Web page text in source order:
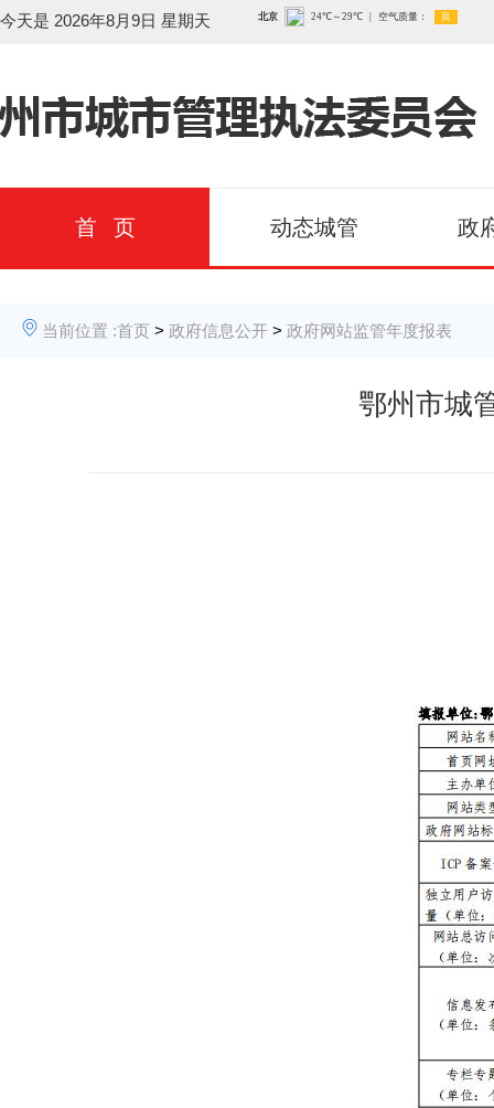
今天是 2026年8月9日 星期天
首 页 动态城管 政
当前位置 :首页 > 政府信息公开 > 政府网站监管年度报表
鄂州市城